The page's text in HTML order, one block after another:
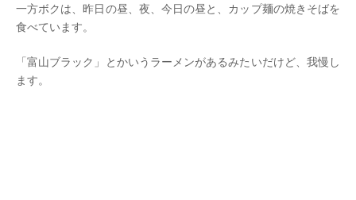
一方ボクは、昨日の昼、夜、今日の昼と、カップ麺の焼きそばを
食べています。
「富山ブラック」とかいうラーメンがあるみたいだけど、我慢し
ます。